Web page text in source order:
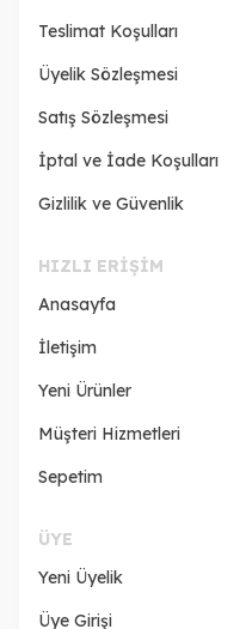
Teslimat Koşulları
Üyelik Sözleşmesi
Satış Sözleşmesi
İptal ve İade Koşulları
Gizlilik ve Güvenlik
HIZLI ERIŞIM
Anasayfa
İletişim
Yeni Ürünler
Müşteri Hizmetleri
Sepetim
ÜYE
Yeni Üyelik
Üye Girişi